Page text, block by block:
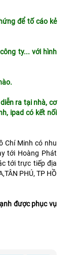
để tố cáo kẻ
ty... với hình
ra tại nhà, cơ
ipad có kết nối
Chí Minh có nhu
tới Hoàng Phát
tới trực tiếp địa
PHÚ, TP HỒ
được phục vụ